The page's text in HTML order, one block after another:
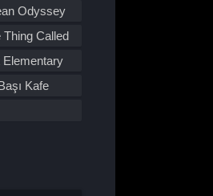
Odyssey
Thing Called
Elementary
Kafe